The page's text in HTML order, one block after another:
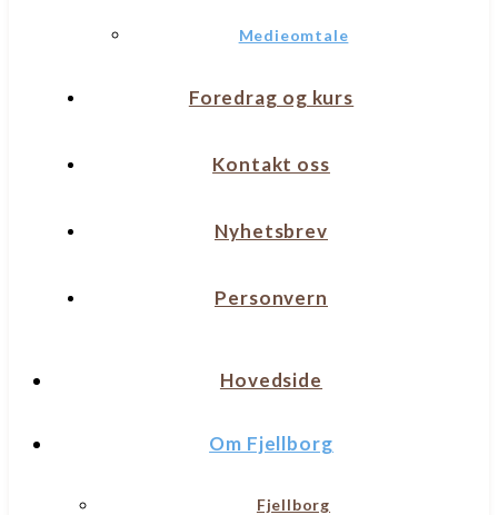
Medieomtale
Foredrag og kurs
Kontakt oss
Nyhetsbrev
Personvern
Hovedside
Om Fjellborg
Fjellborg